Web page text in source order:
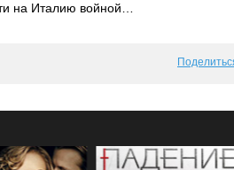
на Италию войной…